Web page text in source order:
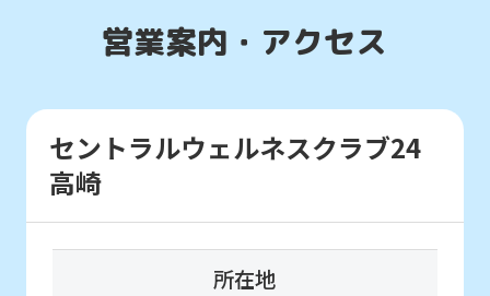
営業案内・アクセス
セントラルウェルネスクラブ24
高崎
所在地
mechanically,
it
may
be
an
accurate
通常スクールに入会する前に